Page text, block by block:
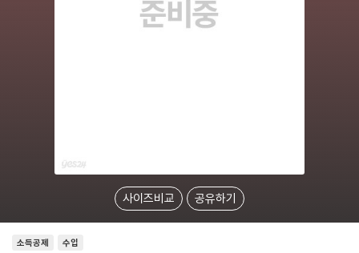
사이즈비교 공유하기
소득공제 수입